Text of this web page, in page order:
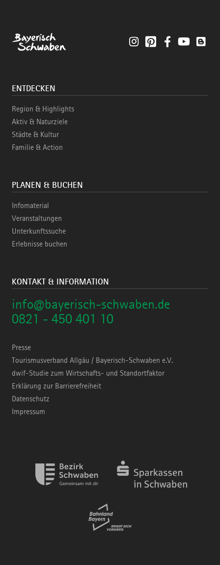
InstagramPinterestFacebookYouTube
ENTDECKEN
Region & Highlights
Aktiv & Naturziele
Städte & Kultur
Familie & Action
PLANEN & BUCHEN
Infomaterial
Veranstaltungen
Unterkunftssuche
Erlebnisse buchen
KONTAKT & INFORMATION
info@bayerisch-schwaben.de
0821 - 450 401 10
Presse
Tourismusverband Allgäu / Bayerisch-Schwaben e.V.
dwif-Studie zum Wirtschafts- und Standortfaktor
Erklärung zur Barrierefreiheit
Datenschutz
Impressum